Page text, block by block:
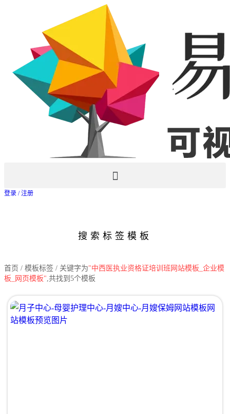
登录 / 注册
搜索标签模板
首页 / 模板标签 / 关键字为"中西医执业资格证培训班网站模板_企业模
板_网页模板",共找到5个模板